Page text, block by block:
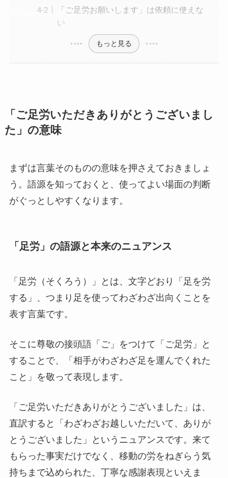
「ご足労お願いします」は依頼に使えな
い
もっと見る
「ご足労いただきありがとうございまし
た」の意味
まずは言葉そのものの意味を押さえておきましょ
う。語源を知っておくと、使ってよい場面の判断
がぐっとしやすくなります。
「足労」の語源と本来のニュアンス
「足労（そくろう）」とは、文字どおり「足を労
する」、つまり足を使ってわざわざ出向くことを
表す言葉です。
そこに尊敬の接頭語「ご」をつけて「ご足労」と
することで、「相手がわざわざ足を運んでくれた
こと」を敬って表現します。
「ご足労いただきありがとうございました」は、
直訳すると「わざわざお越しいただいて、ありが
とうございました」というニュアンスです。来て
もらった事実だけでなく、移動の労をねぎらう気
持ちまで込められた、丁寧な感謝表現といえま